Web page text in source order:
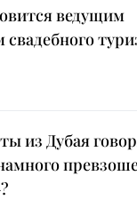
ведущим
свадебного
из Дубая